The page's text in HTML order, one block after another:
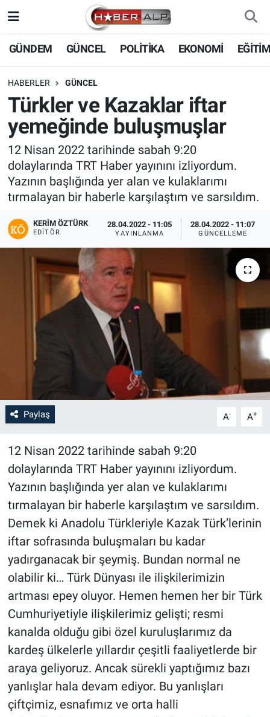
GÜNDEM GÜNCEL POLİTİKA EKONOMİ
HABERLER GÜNCEL
Türkler ve Kazaklar iftar
yemeğinde buluşmuşlar
12 Nisan 2022 tarihinde sabah 9:20
dolaylarında TRT Haber yayınını izliyordum.
Yazının başlığında yer alan ve kulaklarımı
tırmalayan bir haberle karşılaştım ve sarsıldım.
KERIM ÖZTÜRK
EDITÖR
28.04.2022 - 11:05
YAYINLANMA
28.04.2022 - 11:07
GÜNCELLEME
Paylaş A- A+
12 Nisan 2022 tarihinde sabah 9:20
dolaylarında TRT Haber yayınını izliyordum.
Yazının başlığında yer alan ve kulaklarımı
tırmalayan bir haberle karşılaştım ve sarsıldım.
Demek ki Anadolu Türkleriyle Kazak Türk’lerinin
iftar sofrasında buluşmaları bu kadar
yadırganacak bir şeymiş. Bundan normal ne
olabilir ki… Türk Dünyası ile ilişkilerimizin
artması epey oluyor. Hemen hemen her bir Türk
Cumhuriyetiyle ilişkilerimiz gelişti; resmi
kanalda olduğu gibi özel kuruluşlarımız da
kardeş ülkelerle yıllardır çeşitli faaliyetlerde bir
araya geliyoruz. Ancak sürekli yaptığımız bazı
yanlışlar hala devam ediyor. Bu yanlışları
çiftçimiz, esnafımız ve orta halli
Nöbetçi Eczaneler
Hava Durumu
Trafik Durumu
Süper Lig Puan Durumu ve Fikstür
Tüm Manşetler
Son Dakika Haberleri
Haber Arşivi